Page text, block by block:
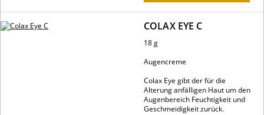
COLAX EYE C
18 g
Augencreme
Colax Eye gibt der für die
Alterung anfälligen Haut um den
Augenbereich Feuchtigkeit und
Geschmeidigkeit zurück.